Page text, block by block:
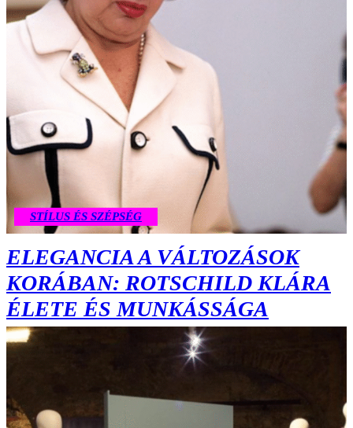
STÍLUS ÉS SZÉPSÉG
ELEGANCIA A VÁLTOZÁSOK
KORÁBAN: ROTSCHILD KLÁRA
ÉLETE ÉS MUNKÁSSÁGA